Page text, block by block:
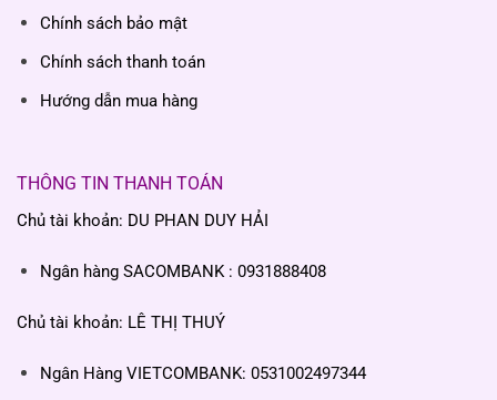
Chính sách bảo mật
Chính sách thanh toán
Hướng dẫn mua hàng
THÔNG TIN THANH TOÁN
Chủ tài khoản: DU PHAN DUY HẢI
Ngân hàng SACOMBANK : 0931888408
Chủ tài khoản: LÊ THỊ THUÝ
Ngân Hàng VIETCOMBANK: 0531002497344